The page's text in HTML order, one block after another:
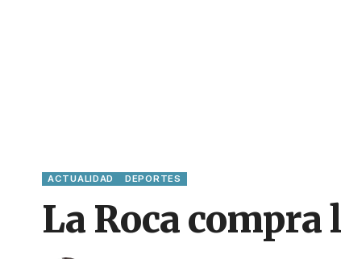
ACTUALIDAD DEPORTES
La Roca compra